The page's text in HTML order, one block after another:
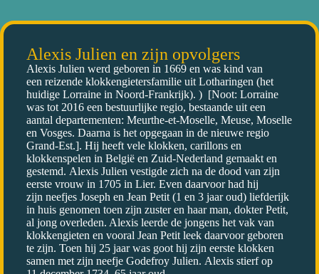
Alexis Julien en zijn opvolgers
Alexis Julien werd geboren in 1669 en was kind van
een reizende klokkengietersfamilie uit Lotharingen (het
huidige Lorraine in Noord-Frankrijk). ) [Noot: Lorraine
was tot 2016 een bestuurlijke regio, bestaande uit een
aantal departementen: Meurthe-et-Moselle, Meuse, Moselle
en Vosges. Daarna is het opgegaan in de nieuwe regio
Grand-Est.]. Hij heeft vele klokken, carillons en
klokkenspelen in België en Zuid-Nederland gemaakt en
gestemd. Alexis Julien vestigde zich na de dood van zijn
eerste vrouw in 1705 in Lier. Even daarvoor had hij
zijn neefjes Joseph en Jean Petit (1 en 3 jaar oud) liefderijk
in huis genomen toen zijn zuster en haar man, dokter Petit,
al jong overleden. Alexis leerde de jongens het vak van
klokkengieten en vooral Jean Petit leek daarvoor geboren
te zijn. Toen hij 25 jaar was goot hij zijn eerste klokken
samen met zijn neefje Godefroy Julien. Alexis stierf op